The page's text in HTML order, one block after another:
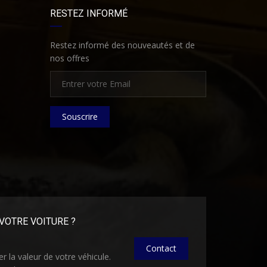
RESTEZ INFORMÉ
Restez informé des nouveautés et de
nos offres
Souscrire
VOITURE ?
la valeur de votre véhicule.
Contact